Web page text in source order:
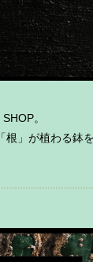
。
」が植わる鉢を